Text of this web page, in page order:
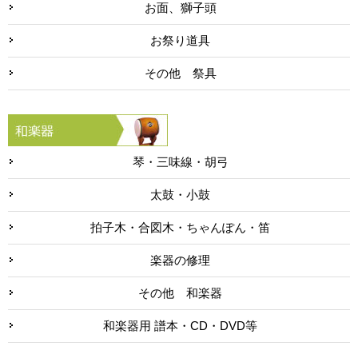
お面、獅子頭
お祭り道具
その他 祭具
琴・三味線・胡弓
太鼓・小鼓
拍子木・合図木・ちゃんぽん・笛
楽器の修理
その他 和楽器
和楽器用 譜本・CD・DVD等